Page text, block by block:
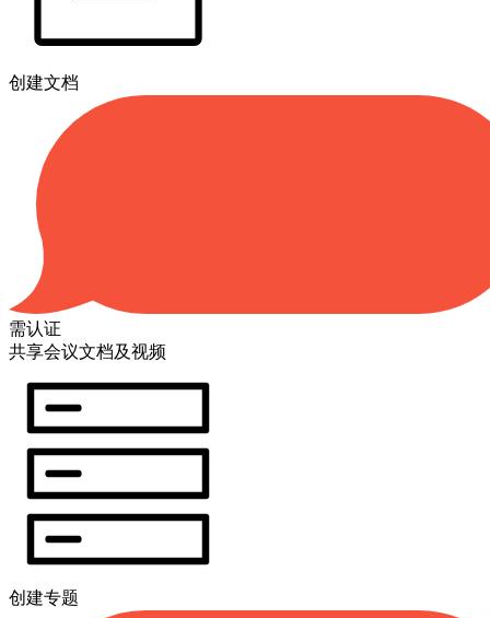
创建文档
需认证
共享会议文档及视频
创建专题